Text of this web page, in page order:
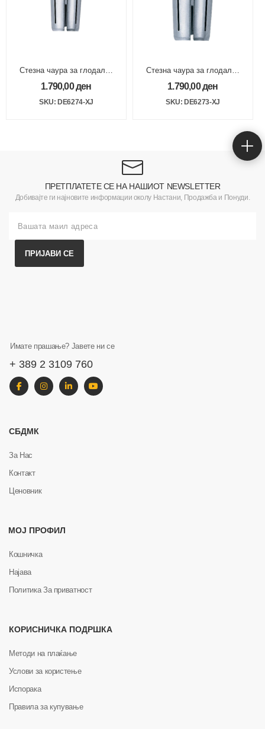
Стезна чаура за глодалка
DW625E 8mm
1.790,00ден
SKU: DE6274-XJ
Стезна чаура за глодалка
DW625E 6,35mm
1.790,00ден
SKU: DE6273-XJ
ПРЕТПЛАТЕТЕ СЕ НА НАШИОТ NEWSLETTER
Добивајте ги најновите информации околу Настани, Продажба и Понуди.
ПРИЈАВИ СЕ
Имате прашање? Јавете ни се
+ 389 2 3109 760
СБДМК
За Нас
Контакт
Ценовник
МОЈ ПРОФИЛ
Кошничка
Најава
Политика За приватност
КОРИСНИЧКА ПОДРШКА
Методи на плаќање
Услови за користење
Испорака
Правила за купување